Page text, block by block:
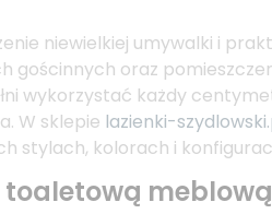
niewielkiej umywalki i
gościnnych oraz
wykorzystać każdy
W sklepie lazienki-
stylach, kolorach i